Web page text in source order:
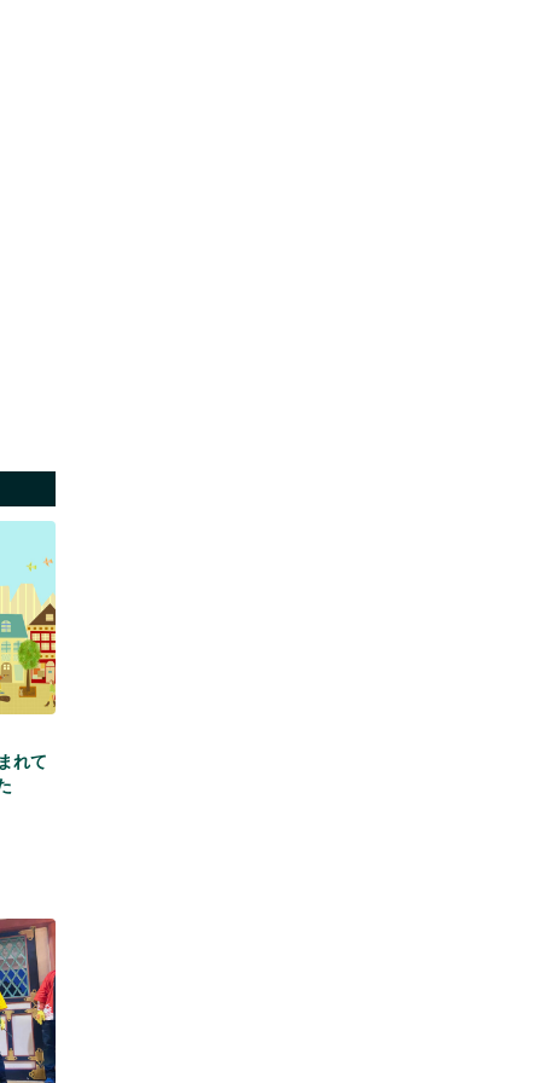
れて